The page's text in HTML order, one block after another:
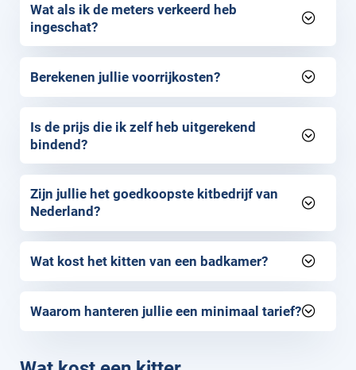
Wat als ik de meters verkeerd heb
ingeschat?
Berekenen jullie voorrijkosten?
Is de prijs die ik zelf heb uitgerekend
bindend?
Zijn jullie het goedkoopste kitbedrijf van
Nederland?
Wat kost het kitten van een badkamer?
Waarom hanteren jullie een minimaal tarief?